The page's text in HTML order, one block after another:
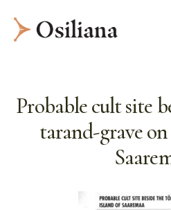
Probable cult site
tarand-grave